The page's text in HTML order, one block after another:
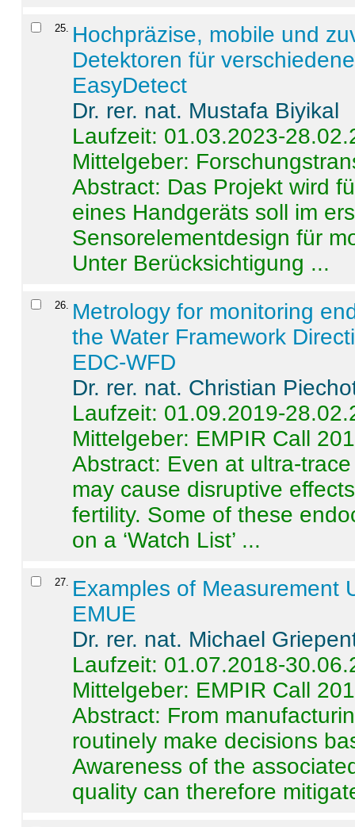
25. Hochpräzise, mobile und
Detektoren für
EasyDetect
Dr. rer. nat. Mustafa Biyikal
Laufzeit: 01.03.2023-
Mittelgeber:
Abstract: Das Projekt wird
eines Handgeräts soll im
Sensorelementdesign für
Unter Berücksichtigung ...
26. Metrology for monitoring
the Water Framework
EDC-WFD
Dr. rer. nat. Christian
Laufzeit: 01.09.2019-
Mittelgeber: EMPIR Call
Abstract: Even at ultra-
may cause disruptive
fertility. Some of these
on a ‘Watch List’ ...
27. Examples of Measurement
EMUE
Dr. rer. nat. Michael
Laufzeit: 01.07.2018-
Mittelgeber: EMPIR Call
Abstract: From
routinely make decisions
Awareness of the
quality can therefore